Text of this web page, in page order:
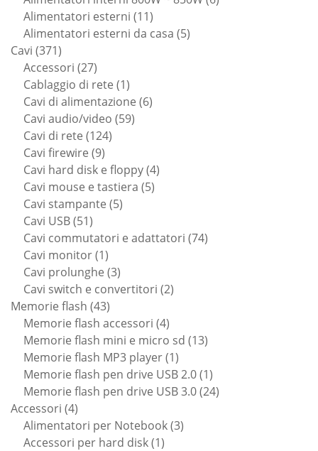
Alimentatori esterni 1111
prodotti
Alimentatori esterni da casa 55
Cavi 371371
prodotti
Accessori 2727
prodotti
Cablaggio di rete 11
prodotto
Cavi di alimentazione 66
Cavi audio/video 5959
Cavi di rete 124124
Cavi firewire 99
prodotti
Cavi hard disk e floppy 44
Cavi mouse e tastiera 55
Cavi stampante 55
Cavi USB 5151
prodotti
Cavi commutatori e adattatori 7474
Cavi monitor 11
prodotto
Cavi prolunghe 33
prodotti
Cavi switch e convertitori 22
Memorie flash 4343
prodotti
Memorie flash accessori 44
prodotti
Memorie flash mini e micro sd 1313
Memorie flash MP3 player 11
prodotto
Memorie flash pen drive USB 2.0 11
prodotto
Memorie flash pen drive USB 3.0 2424
Accessori 44
prodotti
Alimentatori per Notebook 33
Accessori per hard disk 11